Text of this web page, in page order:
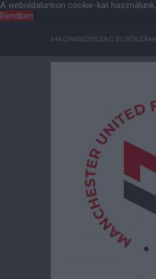
A weboldalunkon cookie-kat
Rendben
MAGYARORSZÁG